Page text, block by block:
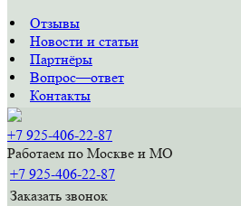
Отзывы
Новости и статьи
Партнёры
Вопрос—ответ
Контакты
+7 925-406-22-87
Работаем по Москве и МО
+7 925-406-22-87
Заказать звонок